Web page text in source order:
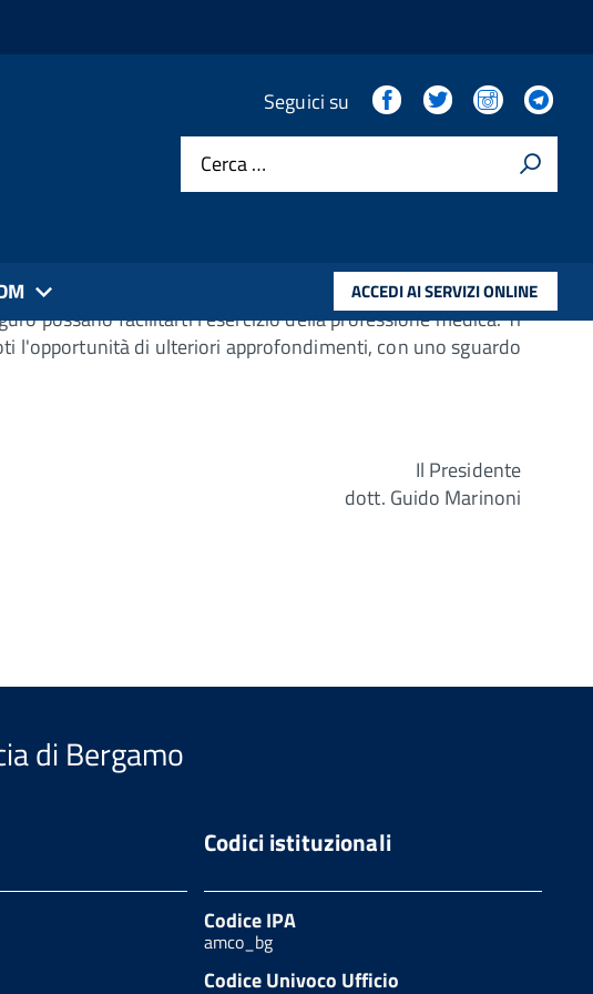
Seguici su FacebookTwitter Instagram
Cerca …
ACCEDI AI SERVIZI ONLINE
possano facilitarti l'esercizio della professione medica. Ti
l'opportunità di ulteriori approfondimenti, con uno sguardo
Il Presidente
dott. Guido Marinoni
di Bergamo
Codici istituzionali
Codice IPA
amco_bg
Codice Univoco Ufficio